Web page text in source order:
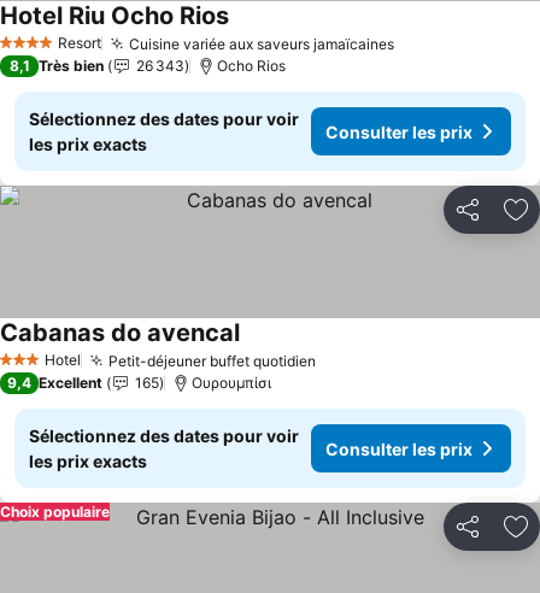
4 Étoiles Resort Cuisine variée aux saveurs jamaïcaines
Hotel Riu Ocho Rios
8,1 Très bien 26 343 Ocho Rios
Sélectionnez des dates pour voir
les prix exacts
Consulter les prix
Partager
3 ÉtoilesHotel Petit-déjeuner buffet quotidien
Cabanas do avencal
9,4 Excellent 165 Ουρουμπίσι
Sélectionnez des dates pour voir
les prix exacts
Consulter les prix
Partager
Choix populaire